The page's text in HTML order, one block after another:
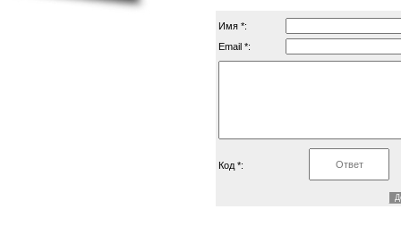
Имя *:
Email *:
Код *: